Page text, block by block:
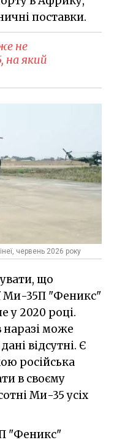
поставки.
не
на який
червень 2026 року
що
Ми-35П "Феникс"
у 2020 році.
наразі може
відсутні. Є
російська
в своєму
Ми-35 усіх
"Феникс"